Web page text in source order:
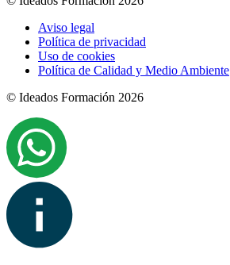
Aviso legal
Política de privacidad
Uso de cookies
Política de Calidad y Medio Ambiente
© Ideados Formación 2026